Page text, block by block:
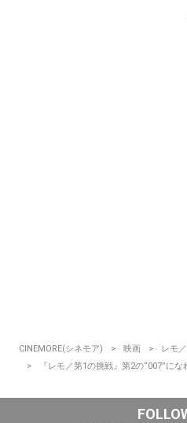
CINEMORE(シネモア) 映画
レモ
『レモ／第1の挑戦』第2の“007”に